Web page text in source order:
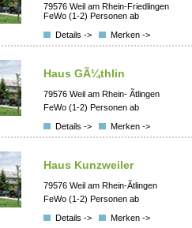
79576 Weil am Rhein-Friedlingen
FeWo (1-2) Personen ab
Details ->
Merken ->
Haus GÃ¼thlin
79576 Weil am Rhein- Ãtlingen
FeWo (1-2) Personen ab
Details ->
Merken ->
Haus Kunzweiler
79576 Weil am Rhein-Ãtlingen
FeWo (1-2) Personen ab
Details ->
Merken ->